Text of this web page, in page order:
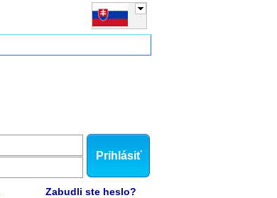
Prihlásiť
Zabudli ste heslo?